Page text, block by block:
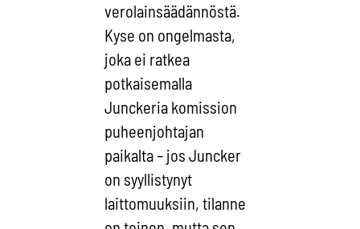
verolainsäädännöstä.
Kyse on ongelmasta,
joka ei ratkea
potkaisemalla
Junckeria komission
puheenjohtajan
paikalta – jos Juncker
on syyllistynyt
laittomuuksiin, tilanne